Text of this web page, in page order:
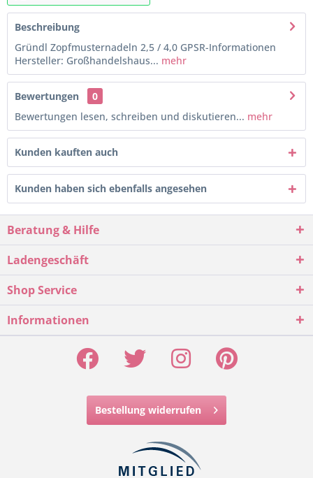
Beschreibung
Gründl Zopfmusternadeln 2,5 / 4,0 GPSR-Informationen
Hersteller: Großhandelshaus... mehr
Bewertungen
0
Bewertungen lesen, schreiben und diskutieren... mehr
Kunden kauften auch
Kunden haben sich ebenfalls angesehen
Beratung & Hilfe
Ladengeschäft
Shop Service
Informationen
Bestellung widerrufen